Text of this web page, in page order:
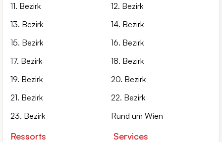
11. Bezirk
12. Bezirk
13. Bezirk
14. Bezirk
15. Bezirk
16. Bezirk
17. Bezirk
18. Bezirk
19. Bezirk
20. Bezirk
21. Bezirk
22. Bezirk
23. Bezirk
Rund um Wien
Ressorts Services